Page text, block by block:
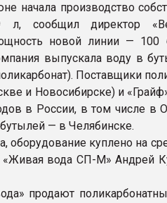
начала производство
л, сообщил директор
новой линии — 100
выпускала воду в
Поставщики
и Новосибирске) и
в России, в том числе
— в Челябинске.
оборудование куплено на
«Живая вода СП-М» Андрей
продают